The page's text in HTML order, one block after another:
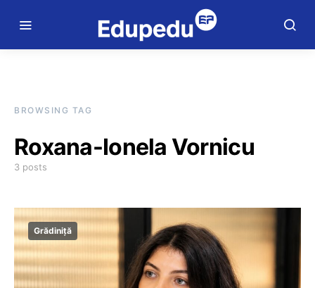
BROWSING TAG
Roxana-Ionela Vornicu
3 posts
Grădiniță